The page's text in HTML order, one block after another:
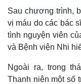
Sau chương trình,
vị máu do các bác
tình nguyện viên
và Bệnh viện Nhi
Ngoài ra, trong
Thanh niên một số